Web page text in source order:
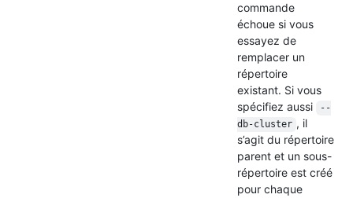
commande
échoue si vous
essayez de
remplacer un
répertoire
existant. Si vous
spécifiez aussi
--
db-cluster , il
s’agit du répertoire
parent et un sous-
répertoire est créé
pour chaque